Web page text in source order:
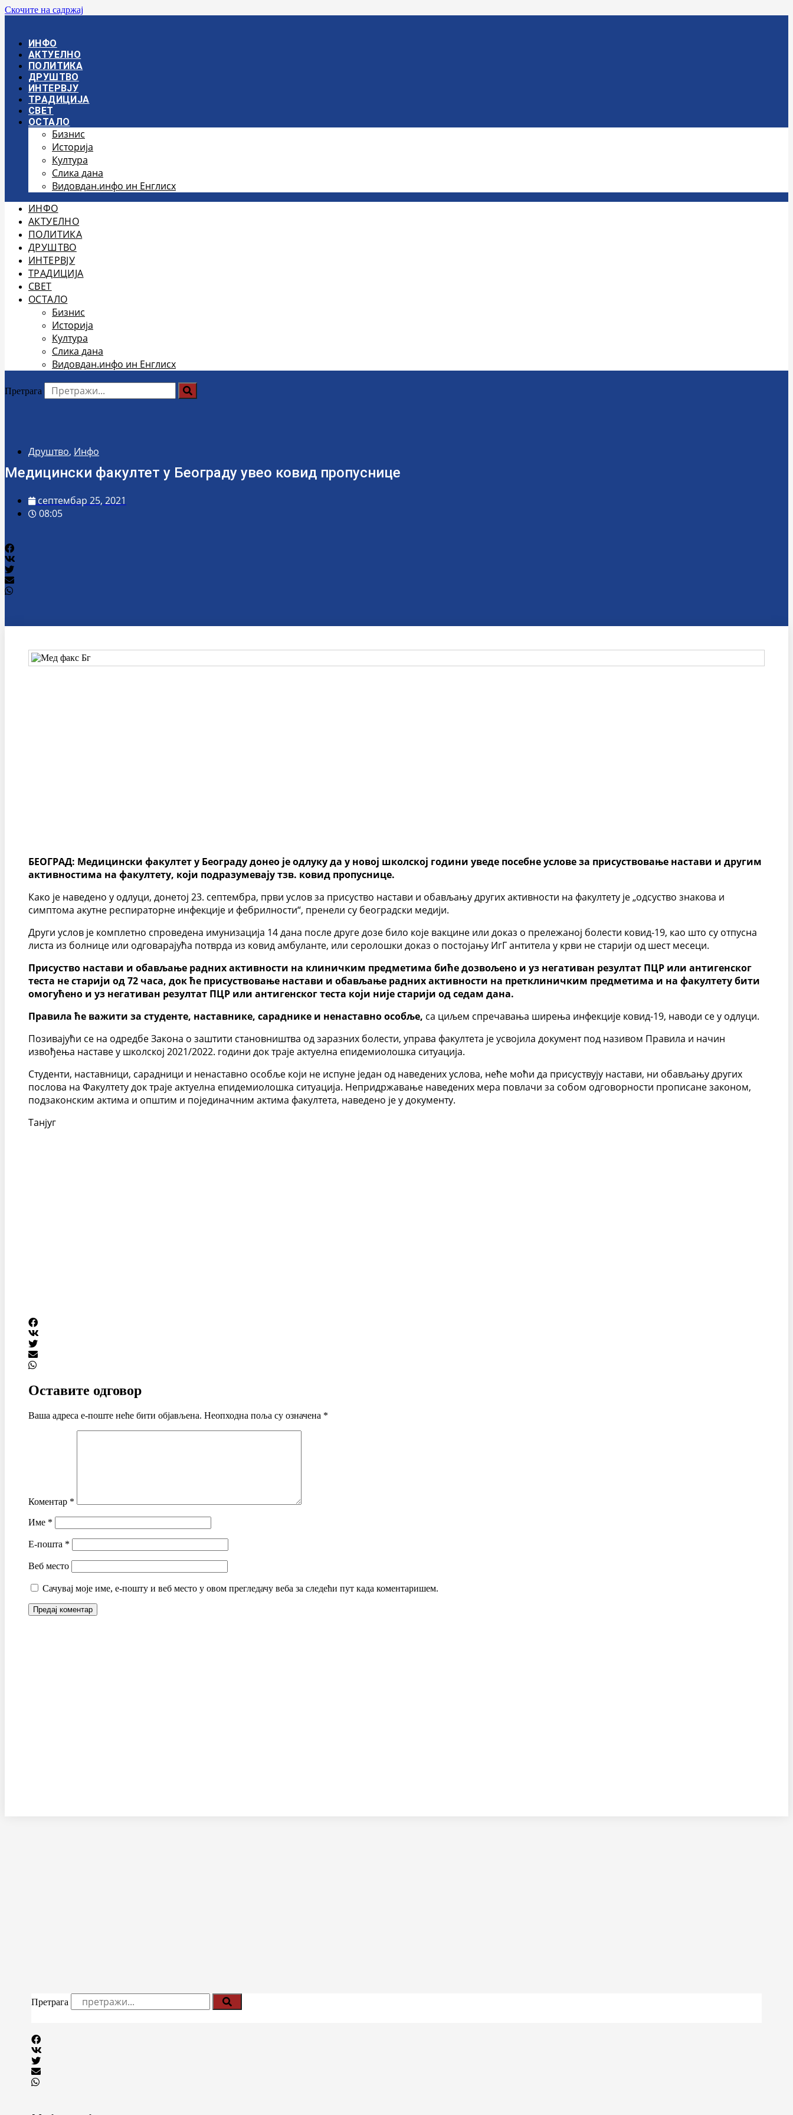
Скочите на садржај
ИНФО
АКТУЕЛНО
ПОЛИТИКА
ДРУШТВО
ИНТЕРВЈУ
ТРАДИЦИЈА
СВЕТ
ОСТАЛО
Бизнис
Историја
Култура
Слика дана
Видовдан.инфо ин Енглисх
ИНФО
АКТУЕЛНО
ПОЛИТИКА
ДРУШТВО
ИНТЕРВЈУ
ТРАДИЦИЈА
СВЕТ
ОСТАЛО
Бизнис
Историја
Култура
Слика дана
Видовдан.инфо ин Енглисх
Претрага
Друштво, Инфо
Медицински факултет у Београду увео ковид пропуснице
септембар 25, 2021
08:05
БЕОГРАД: Медицински факултет у Београду донео је одлуку да у новој школској години уведе посебне услове за присуствовање настави и другим
активностима на факултету, који подразумевају тзв. ковид пропуснице.
Како је наведено у одлуци, донетој 23. септембра, први услов за присуство настави и обављању других активности на факултету је „одсуство знакова и
симптома акутне респираторне инфекције и фебрилности“, пренели су београдски медији.
Други услов је комплетно спроведена имунизација 14 дана после друге дозе било које вакцине или доказ о прележаној болести ковид-19, као што су отпусна
листа из болнице или одговарајућа потврда из ковид амбуланте, или серолошки доказ о постојању ИгГ антитела у крви не старији од шест месеци.
Присуство настави и обављање радних активности на клиничким предметима биће дозвољено и уз негативан резултат ПЦР или антигенског
теста не старији од 72 часа, док ће присуствовање настави и обављање радних активности на претклиничким предметима и на факултету бити
омогућено и уз негативан резултат ПЦР или антигенског теста који није старији од седам дана.
Правила ће важити за студенте, наставнике, сараднике и ненаставно особље, са циљем спречавања ширења инфекције ковид-19, наводи се у одлуци.
Позивајући се на одредбе Закона о заштити становништва од заразних болести, управа факултета је усвојила документ под називом Правила и начин
извођења наставе у школској 2021/2022. години док траје актуелна епидемиолошка ситуација.
Студенти, наставници, сарадници и ненаставно особље који не испуне један од наведених услова, неће моћи да присуствују настави, ни обављању других
послова на Факултету док траје актуелна епидемиолошка ситуација. Непридржавање наведених мера повлачи за собом одговорности прописане законом,
подзаконским актима и општим и појединачним актима факултета, наведено је у документу.
Танјуг
Оставите одговор
Ваша адреса е-поште неће бити објављена. Неопходна поља су означена *
Коментар *
Име *
Е-пошта *
Веб место
Сачувај моје име, е-пошту и веб место у овом прегледачу веба за следећи пут када коментаришем.
Претрага